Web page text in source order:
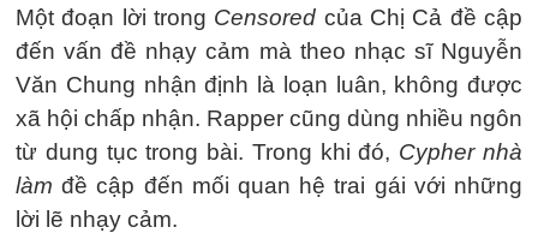
Một đoạn lời trong Censored của Chị Cả đề cập
đến vấn đề nhạy cảm mà theo nhạc sĩ Nguyễn
Văn Chung nhận định là loạn luân, không được
xã hội chấp nhận. Rapper cũng dùng nhiều ngôn
từ dung tục trong bài. Trong khi đó, Cypher nhà
làm đề cập đến mối quan hệ trai gái với những
lời lẽ nhạy cảm.